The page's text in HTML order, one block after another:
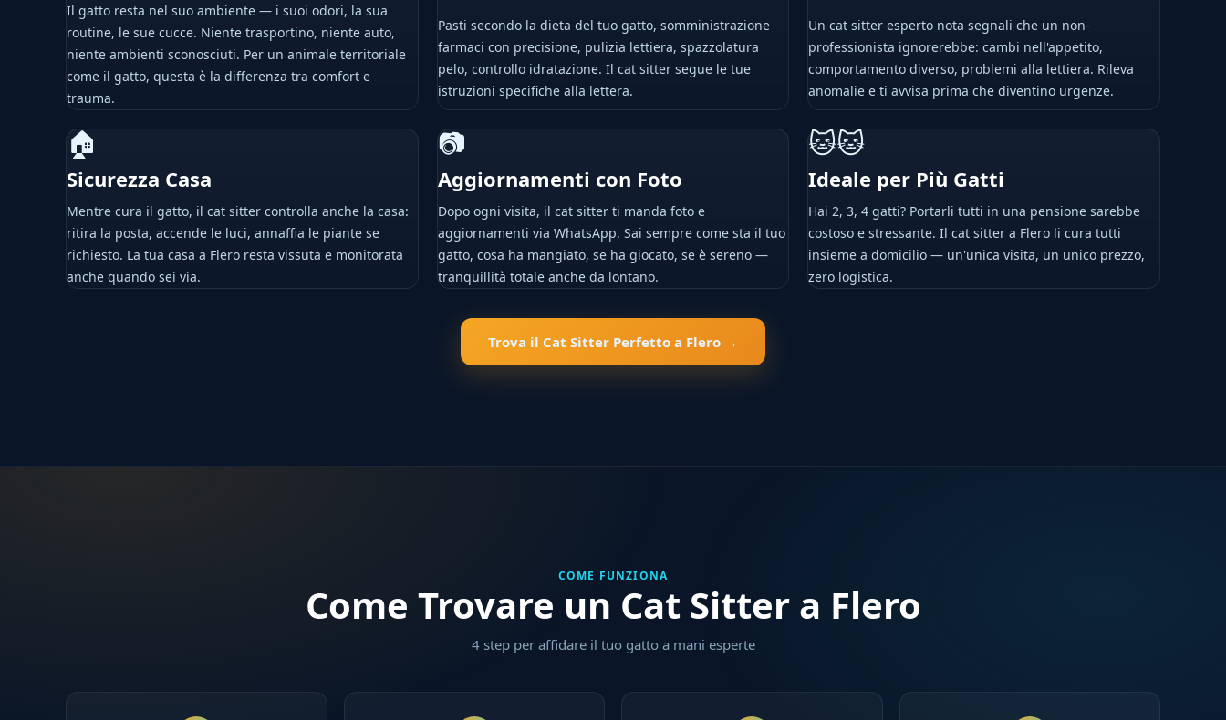
Il gatto resta nel suo ambiente — i suoi odori, la sua
routine, le sue cucce. Niente trasportino, niente auto,
niente ambienti sconosciuti. Per un animale territoriale
come il gatto, questa è la differenza tra comfort e
trauma.
Pasti secondo la dieta del tuo gatto, somministrazione
farmaci con precisione, pulizia lettiera, spazzolatura
pelo, controllo idratazione. Il cat sitter segue le tue
istruzioni specifiche alla lettera.
Un cat sitter esperto nota segnali che un non-
professionista ignorerebbe: cambi nell'appetito,
comportamento diverso, problemi alla lettiera. Rileva
anomalie e ti avvisa prima che diventino urgenze.
🏠
Sicurezza Casa
Mentre cura il gatto, il cat sitter controlla anche la casa:
ritira la posta, accende le luci, annaffia le piante se
richiesto. La tua casa a Flero resta vissuta e monitorata
anche quando sei via.
📷
Aggiornamenti con Foto
Dopo ogni visita, il cat sitter ti manda foto e
aggiornamenti via WhatsApp. Sai sempre come sta il tuo
gatto, cosa ha mangiato, se ha giocato, se è sereno —
tranquillità totale anche da lontano.
🐱🐱
Ideale per Più Gatti
Hai 2, 3, 4 gatti? Portarli tutti in una pensione sarebbe
costoso e stressante. Il cat sitter a Flero li cura tutti
insieme a domicilio — un'unica visita, un unico prezzo,
zero logistica.
Trova il Cat Sitter Perfetto a Flero →
COME FUNZIONA
Come Trovare un Cat Sitter a Flero
4 step per affidare il tuo gatto a mani esperte